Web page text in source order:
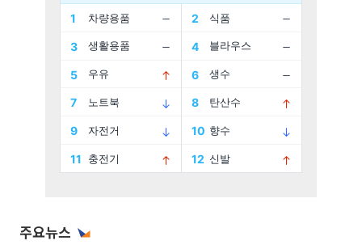
주요뉴스